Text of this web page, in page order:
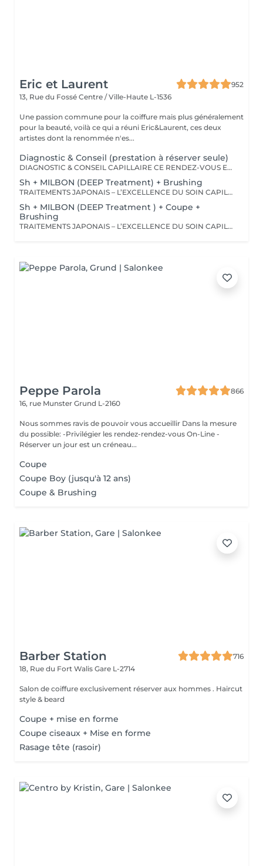
Eric et Laurent
952
13, Rue du Fossé Centre / Ville-Haute L-1536
Une passion commune pour la coiffure mais plus généralement
pour la beauté, voilà ce qui a réuni Eric&Laurent, ces deux
artistes dont la renommée n'es...
Diagnostic & Conseil (prestation à réserver seule)
DIAGNOSTIC & CONSEIL CAPILLAIRE CE RENDEZ-VOUS EST EXCLUSIVEMENT RÉSERVÉ À UNE PREMIÈRE RENCONTRE AVEC NOTRE EXPERT CAPILLAIRE AFIN DE RÉALISER UN DIAGNOSTIC PERSONNALISÉ DE VOS CHEVEUX ET DE VOTRE CUIR CHEVELU. CETTE CONSULTATION DOIT ÊTRE RÉSERVÉE SEULE ET NE PEUT ÊTRE ASSOCIÉE À AUCUNE AUTRE PRESTATION OU RÉSERVATION. À L'ISSUE DE CET ÉCHANGE, UN ACCOMPAGNEMENT ET DES RECOMMANDATIONS ADAPTÉS À VOS BESOINS POURRONT VOUS ÊTRE PROPOSÉS. Diagnostic & Conseil Capillaire Prenez un moment privilégié pour échanger autour de vos cheveux, de vos envies et de vos habitudes. Lors de ce rendez-vous, nous réalisons un diagnostic personnalisé du cuir chevelu et de la fibre capillaire, nous vous orientons vers les coupes, couleurs et traitements les plus adaptés à votre image, à votre routine et à la beauté naturelle de vos cheveux. Nous vous apportons également des conseils personnalisés sur l'entretien à la maison ainsi que sur les produits les plus adaptés à vos besoins pour prolonger les résultats et préserver la beauté de vos cheveux au quotidien. Ce moment permet aussi de répondre à toutes vos questions et de construire ensemble un résultat entièrement sur mesure.
Sh + MILBON (DEEP Treatment) + Brushing
TRAITEMENTS JAPONAIS – L’EXCELLENCE DU SOIN CAPILLAIRE Découvrez un univers de soins capillaires japonais haut de gamme, reconnus pour leur technologie avancée et leurs résultats exceptionnels. Des traitements sur-mesure conçus pour répondre aux besoins spécifiques de chaque chevelure : hydratation, réparation, discipline, cuir chevelu ou nutrition . Chaque traitement agit au cœur de la fibre capillaire pour révéler des cheveux visiblement plus sains, brillants et soyeux. -Nos différentes lignes de traitements : SMOOTH (Collagène) Pour les cheveux emmêlés, ternes ou difficiles à coiffer. • Démêle instantanément • Lisse la fibre capillaire • Apporte douceur et brillance • Toucher léger et soyeux REPAIR (CMADK / Kératine) Pour les cheveux sensibilisés, cassants ou très abîmés. • Répare intensément • Renforce la structure interne du cheveu • Reconstruit la fibre en profondeur • Redonne force et élasticité ANTI-FRIZZ (Céramides / 18-MEA) Pour les cheveux indisciplinés, sensibilisés à l’humidité. • Contrôle les frisottis • Réduit le volume excessif • Protège de l’humidité • Facilite le coiffage • Apporte souplesse et brillance SCALP (Hyaluron / Agents Purifiants) Pour rééquilibrer et purifier le cuir chevelu. Idéal en cas de démangeaisons, pellicules, sécheresse ou excès de sébum. • Apaise le cuir chevelu • Purifie en douceur • Rééquilibre la barrière protectrice naturelle • Favorise un environnement sain pour la pousse Veuillez noter : les tarifs peuvent varier selon la longueur des cheveux, la quantité de produit nécessaire et la complexité de la prestation. Supplément possible à partir de +15€. Pour toute demande spécifique, merci de nous contacter.
Sh + MILBON (DEEP Treatment ) + Coupe +
Brushing
TRAITEMENTS JAPONAIS – L’EXCELLENCE DU SOIN CAPILLAIRE Découvrez un univers de soins capillaires japonais haut de gamme, reconnus pour leur technologie avancée et leurs résultats exceptionnels. Des traitements sur-mesure conçus pour répondre aux besoins spécifiques de chaque chevelure : hydratation, réparation, discipline, cuir chevelu ou nutrition . Chaque traitement agit au cœur de la fibre capillaire pour révéler des cheveux visiblement plus sains, brillants et soyeux. -Nos différentes lignes de traitements : SMOOTH (Collagène) Pour les cheveux emmêlés, ternes ou difficiles à coiffer. • Démêle instantanément • Lisse la fibre capillaire • Apporte douceur et brillance • Toucher léger et soyeux REPAIR (CMADK / Kératine) Pour les cheveux sensibilisés, cassants ou très abîmés. • Répare intensément • Renforce la structure interne du cheveu • Reconstruit la fibre en profondeur • Redonne force et élasticité ANTI-FRIZZ (Céramides / 18-MEA) Pour les cheveux indisciplinés, sensibilisés à l’humidité. • Contrôle les frisottis • Réduit le volume excessif • Protège de l’humidité • Facilite le coiffage • Apporte souplesse et brillance SCALP (Hyaluron / Agents Purifiants) Pour rééquilibrer et purifier le cuir chevelu. Idéal en cas de démangeaisons, pellicules, sécheresse ou excès de sébum. • Apaise le cuir chevelu • Purifie en douceur • Rééquilibre la barrière protectrice naturelle • Favorise un environnement sain pour la pousse Veuillez noter : les tarifs peuvent varier selon la longueur des cheveux, la quantité de produit nécessaire et la complexité de la prestation. Supplément possible à partir de +15€. Pour toute demande spécifique, merci de nous contacter.
Peppe Parola
866
16, rue Munster Grund L-2160
Nous sommes ravis de pouvoir vous accueillir Dans la mesure
du possible: -Privilégier les rendez-rendez-vous On-Line -
Réserver un jour est un créneau...
Coupe
Coupe Boy (jusqu'à 12 ans)
Coupe & Brushing
Barber Station
716
18, Rue du Fort Walis Gare L-2714
Salon de coiffure exclusivement réserver aux hommes . Haircut
style & beard
Coupe + mise en forme
Coupe ciseaux + Mise en forme
Rasage tête (rasoir)